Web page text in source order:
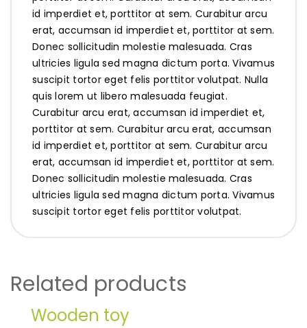
id imperdiet et, porttitor at sem. Curabitur arcu
erat, accumsan id imperdiet et, porttitor at sem.
Donec sollicitudin molestie malesuada. Cras
ultricies ligula sed magna dictum porta. Vivamus
suscipit tortor eget felis porttitor volutpat. Nulla
quis lorem ut libero malesuada feugiat.
Curabitur arcu erat, accumsan id imperdiet et,
porttitor at sem. Curabitur arcu erat, accumsan
id imperdiet et, porttitor at sem. Curabitur arcu
erat, accumsan id imperdiet et, porttitor at sem.
Donec sollicitudin molestie malesuada. Cras
ultricies ligula sed magna dictum porta. Vivamus
suscipit tortor eget felis porttitor volutpat.
Related products
Wooden toy